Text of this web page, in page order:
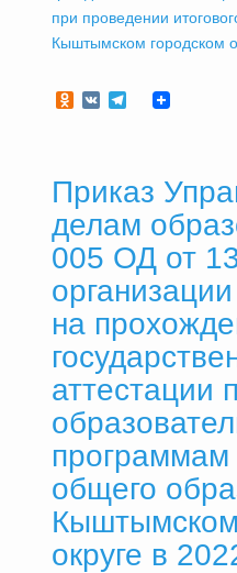
при проведении
Кыштымском городском
Odnoklassniki
VKTelegram
Приказ
делам
005 ОД от
на
аттестации
программам
общего
округе в